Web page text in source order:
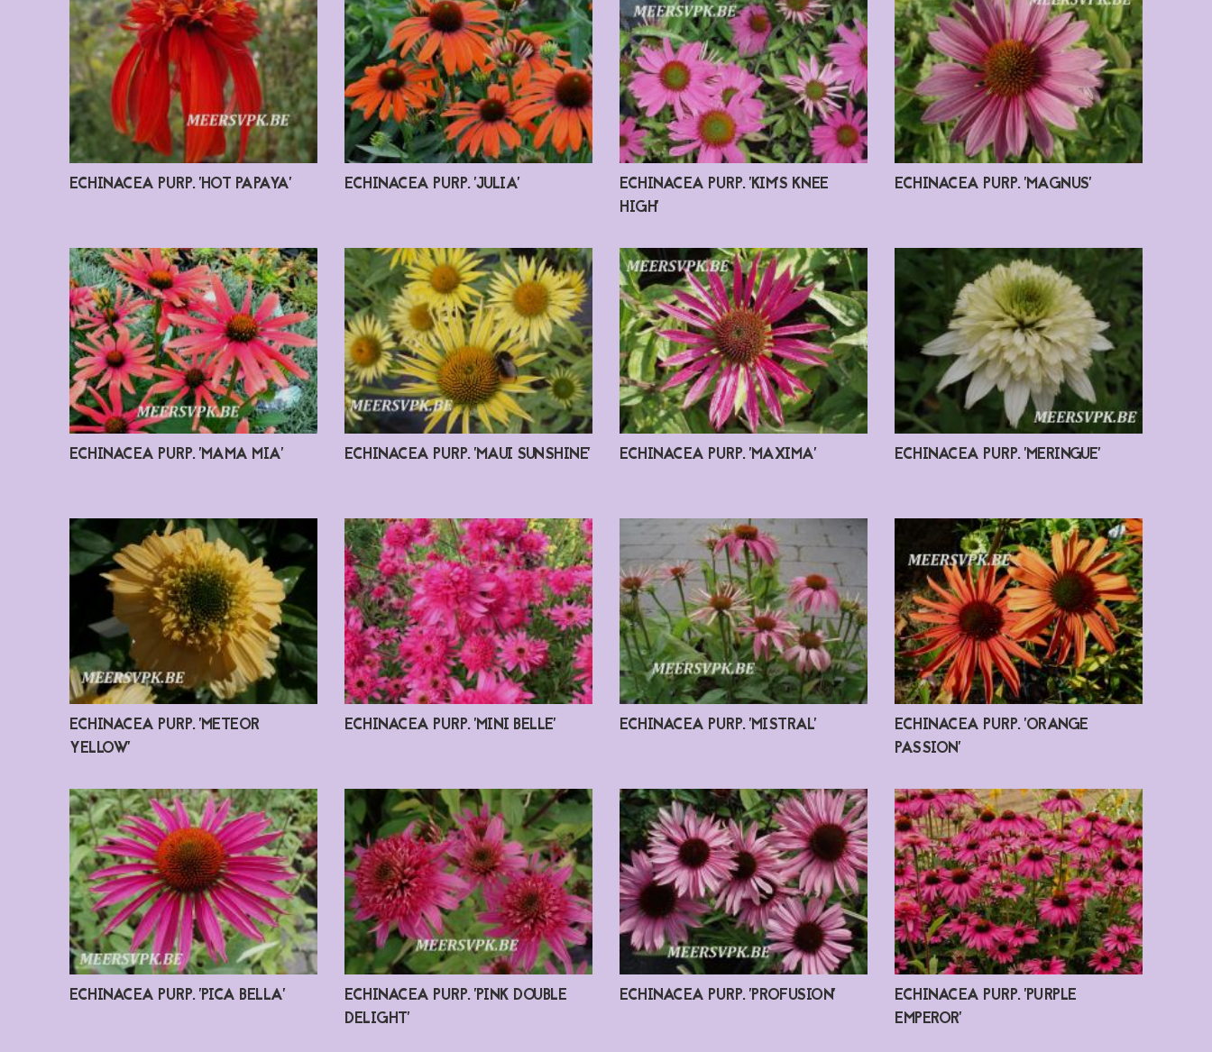
ECHINACEA PURP. 'HOT PAPAYA' ECHINACEA PURP. 'JULIA'
ECHINACEA PURP. 'KIM'S KNEE
HIGH'
ECHINACEA PURP. 'MAGNUS'
ECHINACEA PURP. 'MAMA MIA' ECHINACEA PURP. 'MAUI SUNSHINE' ECHINACEA PURP. 'MAXIMA' ECHINACEA PURP. 'MERINGUE'
ECHINACEA PURP. 'METEOR
YELLOW'
ECHINACEA PURP. 'MINI BELLE' ECHINACEA PURP. 'MISTRAL'
ECHINACEA PURP. 'ORANGE
PASSION'
ECHINACEA PURP. 'PICA BELLA'
ECHINACEA PURP. 'PINK DOUBLE
DELIGHT'
ECHINACEA PURP. 'PROFUSION'
ECHINACEA PURP. 'PURPLE
EMPEROR'